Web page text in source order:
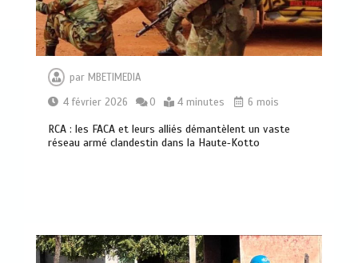
parMBETIMEDIA
4 février 2026
0 4 minutes 6 mois
RCA : les FACA et leurs alliés démantèlent un vaste
réseau armé clandestin dans la Haute‑Kotto